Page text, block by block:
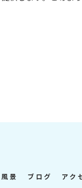
景 ブログ アク